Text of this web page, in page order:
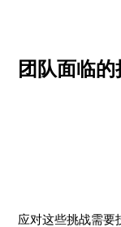
团队面临的
应对这些挑战需要